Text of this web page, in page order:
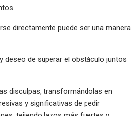
directamente puede ser una manera
deseo de superar el obstáculo juntos
disculpas, transformándolas en
y significativas de pedir